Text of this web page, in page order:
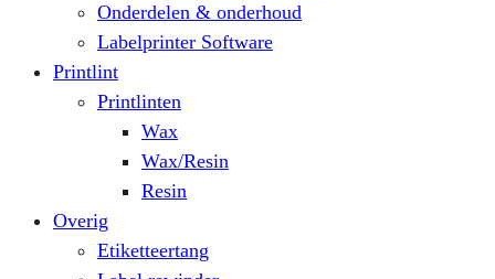
Onderdelen & onderhoud
Labelprinter Software
Printlint
Printlinten
Wax
Wax/Resin
Resin
Overig
Etiketteertang